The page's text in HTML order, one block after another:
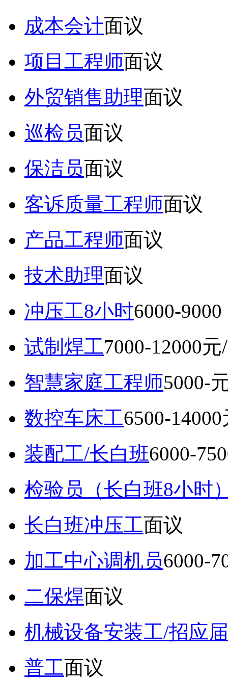
成本会计面议
项目工程师面议
外贸销售助理面议
巡检员面议
保洁员面议
客诉质量工程师面议
产品工程师面议
技术助理面议
冲压工8小时6000-
试制焊工7000-12000元
智慧家庭工程师5000-
数控车床工6500-
装配工/长白班6000-
检验员（长白班8小时
长白班冲压工面议
加工中心调机员6000-
二保焊面议
机械设备安装工/招应
普工面议